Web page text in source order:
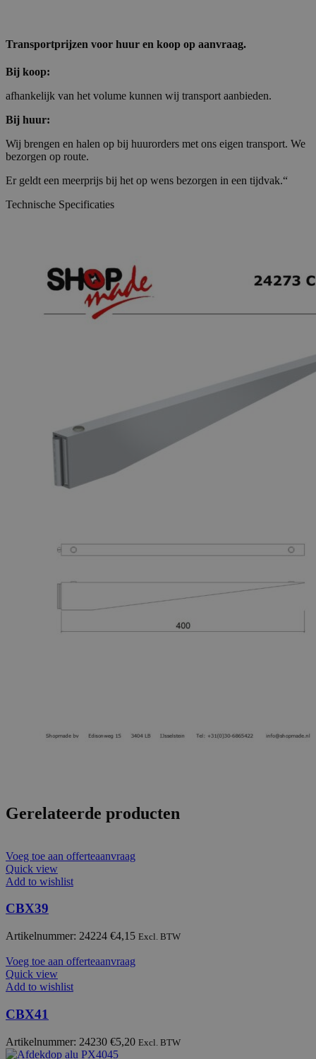
Transportprijzen voor huur en koop op aanvraag.
Bij koop:
afhankelijk van het volume kunnen wij transport aanbieden.
Bij huur:
Wij brengen en halen op bij huurorders met ons eigen transport. We
bezorgen op route.
Er geldt een meerprijs bij het op wens bezorgen in een tijdvak.“
Technische Specificaties
Gerelateerde producten
Voeg toe aan offerteaanvraag
Quick view
Add to wishlist
CBX39
Artikelnummer: 24224 €4,15 Excl. BTW
Voeg toe aan offerteaanvraag
Quick view
Add to wishlist
CBX41
Artikelnummer: 24230 €5,20 Excl. BTW